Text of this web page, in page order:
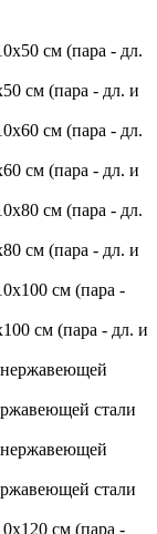
см (пара - дл. и
см (пара - дл. и
см (пара - дл. и
см (пара - дл. и
стали
стали